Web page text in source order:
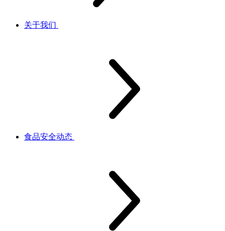
关于我们
食品安全动态